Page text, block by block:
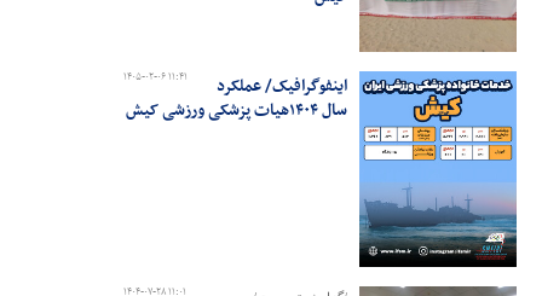
۱۴۰۵-۰۲-۰۶ ۱۱:۴۱
اینفوگرافیک/ عملکرد
سال ۱۴۰۴هیات پزشکی ورزشی کیش
۱۴۰۴-۰۷-۲۸ ۱۱:۰۱